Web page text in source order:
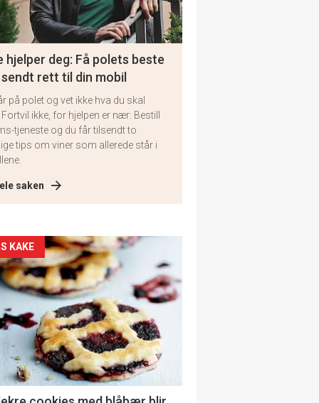
hjelper deg: Få polets beste
rett til din mobil
på polet og vet ikke hva du skal
Fortvil ikke, for hjelpen er nær: Bestill
tjeneste og du får tilsendt to
tips om viner som allerede står i
saken
KAKE